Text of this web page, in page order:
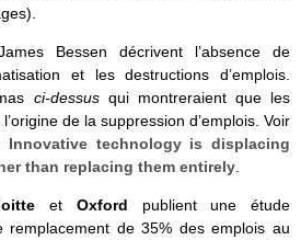
Bessen décrivent l’absence de
et les destructions d’emplois.
ci-dessusqui montreraient que les
de la suppression d’emplois. Voir
technology is displacing
than replacing them entirely
et Oxford publient une étude
remplacement de 35% des emplois au